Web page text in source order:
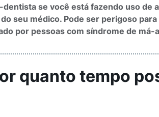
se você está fazendo uso de
seu médico. Pode ser perigoso para
por pessoas com síndrome de
quanto tempo